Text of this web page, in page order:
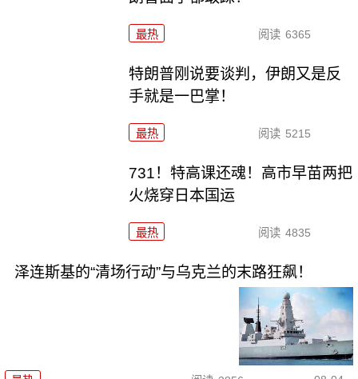
最热 阅读 6365
特朗普刚说要谈判，伊朗又是反
手就是一巴掌！
最热 阅读 5215
731！特高课还魂！高市早苗两把
火烧穿日本国运
最热 阅读 4835
泽连斯基的“清场行动”与乌克兰的末路狂飙！